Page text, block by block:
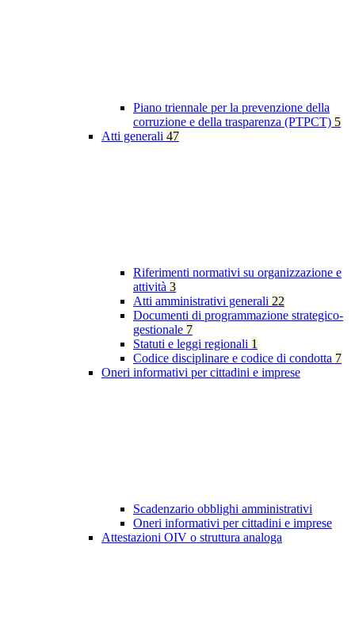
Piano triennale per la prevenzione della
corruzione e della trasparenza (PTPCT) 5
Atti generali 47
Riferimenti normativi su organizzazione e
attività 3
Atti amministrativi generali 22
Documenti di programmazione strategico-
gestionale 7
Statuti e leggi regionali 1
Codice disciplinare e codice di condotta 7
Oneri informativi per cittadini e imprese
Scadenzario obblighi amministrativi
Oneri informativi per cittadini e imprese
Attestazioni OIV o struttura analoga